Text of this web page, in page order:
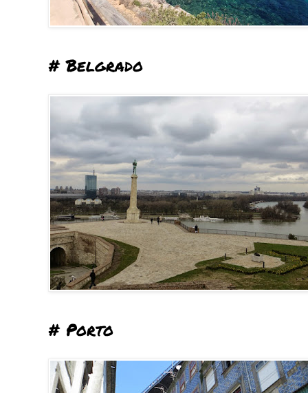
# Belgrado
# Porto